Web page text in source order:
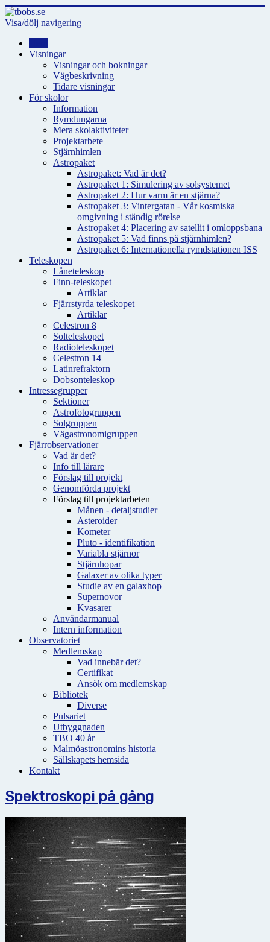
Visa/dölj navigering
Visningar
Visningar och bokningar
Vägbeskrivning
Tidare visningar
För skolor
Information
Rymdungarna
Mera skolaktiviteter
Projektarbete
Stjärnhimlen
Astropaket
Astropaket: Vad är det?
Astropaket 1: Simulering av solsystemet
Astropaket 2: Hur varm är en stjärna?
Astropaket 3: Vintergatan - Vår kosmiska
omgivning i ständig rörelse
Astropaket 4: Placering av satellit i omloppsbana
Astropaket 5: Vad finns på stjärnhimlen?
Astropaket 6: Internationella rymdstationen ISS
Teleskopen
Låneteleskop
Finn-teleskopet
Artiklar
Fjärrstyrda teleskopet
Artiklar
Celestron 8
Solteleskopet
Radioteleskopet
Celestron 14
Latinrefraktorn
Dobsonteleskop
Intressegrupper
Sektioner
Astrofotogruppen
Solgruppen
Vägastronomigruppen
Fjärrobservationer
Vad är det?
Info till lärare
Förslag till projekt
Genomförda projekt
Förslag till projektarbeten
Månen - detaljstudier
Asteroider
Kometer
Pluto - identifikation
Variabla stjärnor
Stjärnhopar
Galaxer av olika typer
Studie av en galaxhop
Supernovor
Kvasarer
Användarmanual
Intern information
Observatoriet
Medlemskap
Vad innebär det?
Certifikat
Ansök om medlemskap
Bibliotek
Diverse
Pulsariet
Utbyggnaden
TBO 40 år
Malmöastronomins historia
Sällskapets hemsida
Kontakt
Spektroskopi på gång